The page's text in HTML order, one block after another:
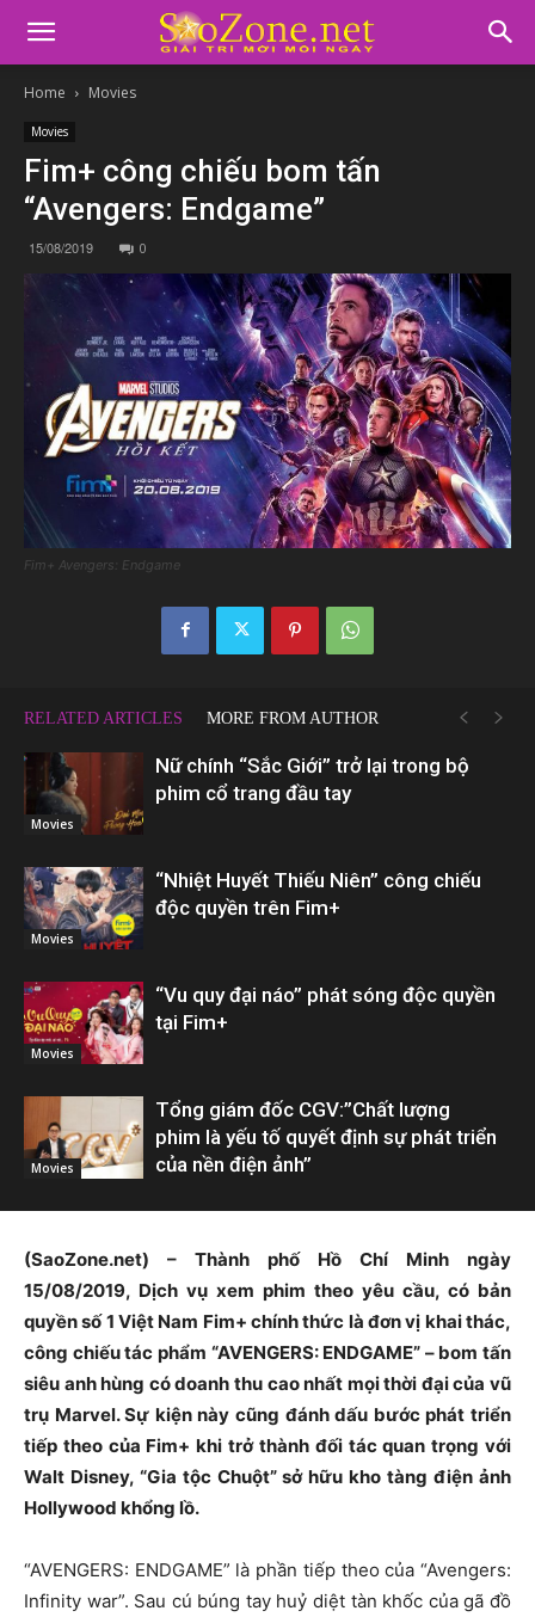
Home Movies
Movies
Fim+ công chiếu bom tấn
“Avengers: Endgame”
15/08/2019 0
Fim+ Avengers: Endgame
RELATED ARTICLES MORE FROM AUTHOR
Movies
Nữ chính “Sắc Giới” trở lại trong bộ
phim cổ trang đầu tay
Movies
“Nhiệt Huyết Thiếu Niên” công chiếu
độc quyền trên Fim+
Movies
“Vu quy đại náo” phát sóng độc quyền
tại Fim+
Movies
Tổng giám đốc CGV:”Chất lượng
phim là yếu tố quyết định sự phát triển
của nền điện ảnh”
(SaoZone.net) – Thành phố Hồ Chí Minh ngày
15/08/2019, Dịch vụ xem phim theo yêu cầu, có bản
quyền số 1 Việt Nam Fim+ chính thức là đơn vị khai thác,
công chiếu tác phẩm “AVENGERS: ENDGAME” – bom tấn
siêu anh hùng có doanh thu cao nhất mọi thời đại của vũ
trụ Marvel. Sự kiện này cũng đánh dấu bước phát triển
tiếp theo của Fim+ khi trở thành đối tác quan trọng với
Walt Disney, “Gia tộc Chuột” sở hữu kho tàng điện ảnh
Hollywood khổng lồ.
“AVENGERS: ENDGAME” là phần tiếp theo của “Avengers:
Infinity war”. Sau cú búng tay huỷ diệt tàn khốc của gã đồ